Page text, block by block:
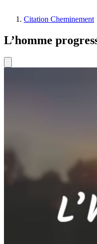
Citation Cheminement
L’homme